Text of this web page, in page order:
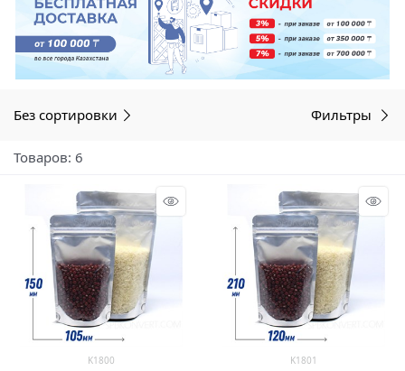
Без сортировки Фильтры
Товаров: 6
K1800 K1801